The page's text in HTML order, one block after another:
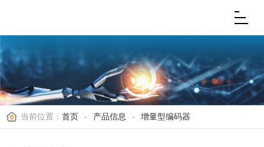
当前位置： 首页 - 产品信息 - 增量型编码器